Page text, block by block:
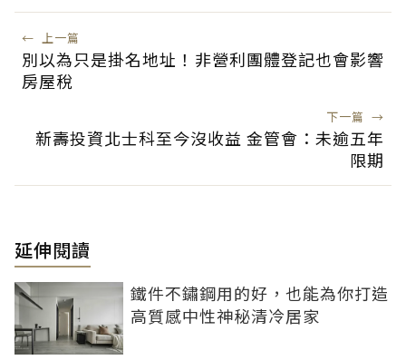
← 上一篇
別以為只是掛名地址！非營利團體登記也會影響
房屋稅
下一篇 →
新壽投資北士科至今沒收益 金管會：未逾五年
限期
延伸閱讀
鐵件不鏽鋼用的好，也能為你打造
高質感中性神秘清冷居家